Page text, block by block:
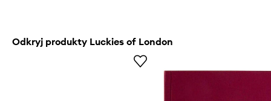
Odkryj produkty Luckies of London